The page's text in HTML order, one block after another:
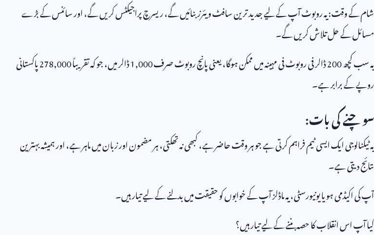
شام کے وقت: یہ روبوٹ آپ کے لیے جدید ترین سافٹ ویئرز بنائیں گے، ریسرچ پراجیکٹس کریں گے، اور سائنس کے بڑے
مسائل کے حل تلاش کریں گے۔
یہ سب کچھ200ڈالر فی روبوٹ فی مہینہ میں ممکن ہوگا، یعنی پانچ روبوٹ صرف1,000ڈالر میں، جو کہ تقریباً278,000پاکستانی
روپے کے برابر ہے۔
سوچنے کی بات:
یہ ٹیکنالوجی ایک ایسی ٹیم فراہم کرتی ہے جو ہر وقت حاضر ہے، کبھی نہ تھکتی، ہر مضمون اور زبان میں ماہر ہے، اور ہمیشہ بہترین
نتائج دیتی ہے۔
آپ کی اکیڈمی ہو یا یونیورسٹی، یہ ماڈلز آپ کے خوابوں کو حقیقت میں بدلنے کے لیے تیار ہیں۔
کیا آپ اس انقلاب کا حصہ بننے کے لیے تیار ہیں؟